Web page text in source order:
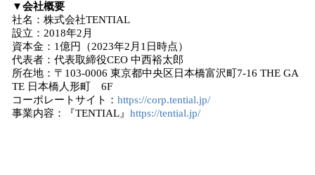
▼会社概要
社名：株式会社TENTIAL
設立：2018年2月
資本金：1億円（2023年2月1日時点）
代表者：代表取締役CEO 中西裕太郎
所在地：〒103-0006 東京都中央区日本橋富沢町7-16 THE GA
TE 日本橋人形町 6F
コーポレートサイト： https://corp.tential.jp/
事業内容：『TENTIAL』 https://tential.jp/